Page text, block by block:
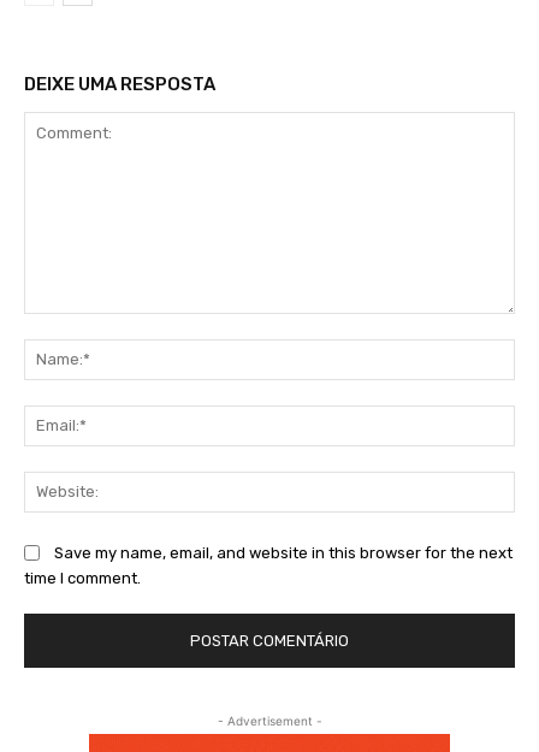
DEIXE UMA RESPOSTA
Save my name, email, and website in this browser for the next
time I comment.
- Advertisement -